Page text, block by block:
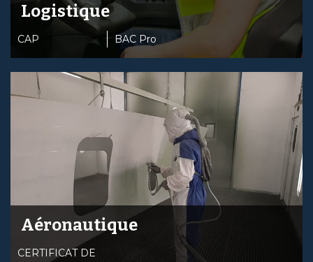
Logistique
CAP BAC Pro
Aéronautique
CERTIFICAT DE